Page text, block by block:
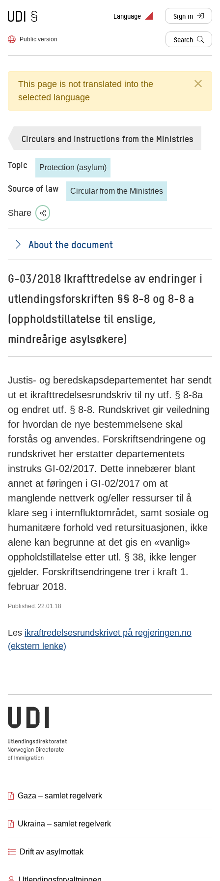
To frontpage Language Sign in
, redirects to
Public version Search
This page is not translated into the
selected language
Circulars and instructions from the Ministries
Topic Protection (asylum)
Source of law Circular from the Ministries
Share
About the document
G-03/2018 Ikrafttredelse av endringer i
utlendingsforskriften §§ 8-8 og 8-8 a
(oppholdstillatelse til enslige,
mindreårige asylsøkere)
Justis- og beredskapsdepartementet har sendt
ut et ikrafttredelsesrundskriv til ny utf. § 8-8a
og endret utf. § 8-8. Rundskrivet gir veiledning
for hvordan de nye bestemmelsene skal
forstås og anvendes. Forskriftsendringene og
rundskrivet her erstatter departementets
instruks GI-02/2017. Dette innebærer blant
annet at føringen i GI-02/2017 om at
manglende nettverk og/eller ressurser til å
klare seg i internfluktområdet, samt sosiale og
humanitære forhold ved retursituasjonen, ikke
alene kan begrunne at det gis en «vanlig»
oppholdstillatelse etter utl. § 38, ikke lenger
gjelder. Forskriftsendringene trer i kraft 1.
februar 2018.
Published: 22.01.18
Les ikraftredelsesrundskrivet på regjeringen.no
(ekstern lenke)
Norwegian Directorate of Immigration
Gaza – samlet regelverk
Ukraina – samlet regelverk
Drift av asylmottak